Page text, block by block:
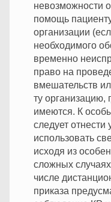
невозможности
помощь
организации
необходимого
временно
право на
вмешательств
ту организацию,
имеются. К
следует отнести
использовать
исходя из
сложных
числе
приказа